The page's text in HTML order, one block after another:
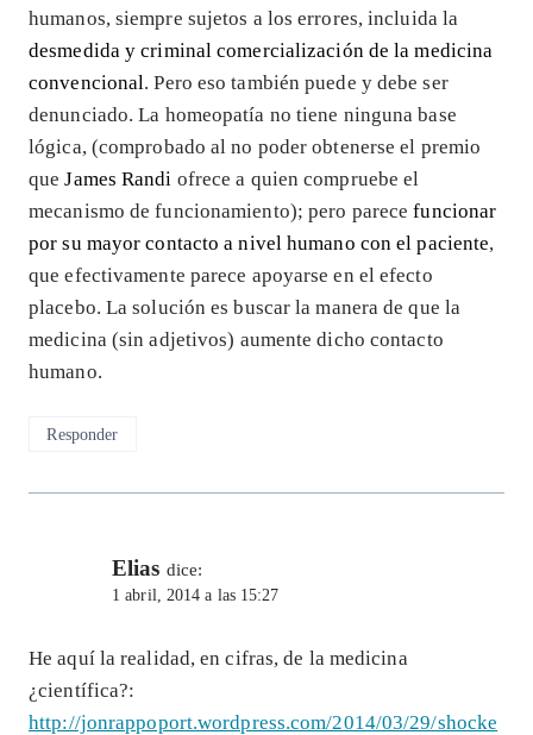
humanos, siempre sujetos a los errores, incluida la
desmedida y criminal comercialización de la medicina
convencional. Pero eso también puede y debe ser
denunciado. La homeopatía no tiene ninguna base
lógica, (comprobado al no poder obtenerse el premio
queJames Randi ofrece a quien compruebe el
mecanismo de funcionamiento); pero parecefuncionar
por su mayor contacto a nivel humano con el paciente,
que efectivamente parece apoyarse en el efecto
placebo. La solución es buscar la manera de que la
medicina (sin adjetivos) aumente dicho contacto
humano.
Responder
Elias dice:
1 abril, 2014 a las 15:27
He aquí la realidad, en cifras, de la medicina
¿científica?:
http://jonrappoport.wordpress.com/2014/03/29/shocke